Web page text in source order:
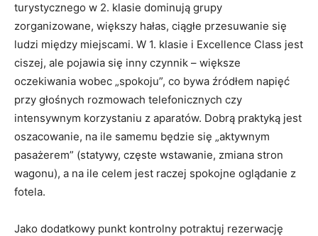
turystycznego w 2. klasie dominują grupy
zorganizowane, większy hałas, ciągłe przesuwanie się
ludzi między miejscami. W 1. klasie i Excellence Class jest
ciszej, ale pojawia się inny czynnik – większe
oczekiwania wobec „spokoju”, co bywa źródłem napięć
przy głośnych rozmowach telefonicznych czy
intensywnym korzystaniu z aparatów. Dobrą praktyką jest
oszacowanie, na ile samemu będzie się „aktywnym
pasażerem” (statywy, częste wstawanie, zmiana stron
wagonu), a na ile celem jest raczej spokojne oglądanie z
fotela.
Jako dodatkowy punkt kontrolny potraktuj rezerwację